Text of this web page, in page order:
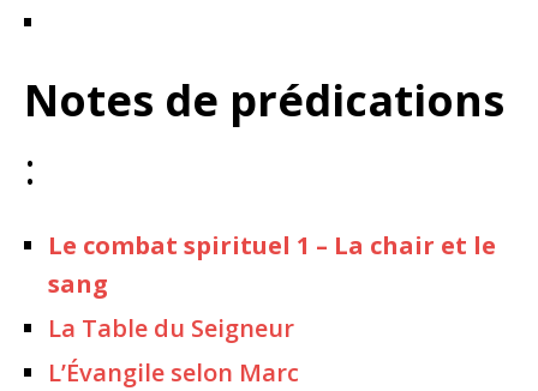
Notes de prédications
:
Le combat spirituel 1 – La chair et le
sang
La Table du Seigneur
L’Évangile selon Marc